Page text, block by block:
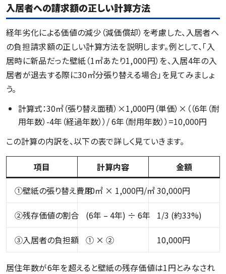
入居者への請求額の正しい計算方法
経年劣化による価値の減少（減価償却）を考慮した、入居者へ
の負担請求額の正しい計算方法を説明します。例として、「入
居時に新品だった壁紙（1㎡あたり1,000円）を、入居4年の入
居者が退去する際に30㎡分張り替える場合」を見てみましょ
う。
計算式：30㎡（張り替え面積）×1,000円（単価）×（（6年（耐
用年数）-4年（経過年数））/ 6年（耐用年数））=10,000円
この計算の内訳を、以下の表で詳しく見ていきます。
項目 計算内容
金額
①壁紙の張り替え費用30㎡ × 1,000円/㎡30,000円
②残存価値の割合 (6年 – 4年) ÷ 6年 1/3 (約33%)
③入居者の負担額 ① × ② 10,000円
居住年数が6年を超えると壁紙の残存価値は1円とみなされ